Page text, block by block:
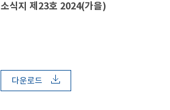
소식지 제23호 2024(가을)
다운로드